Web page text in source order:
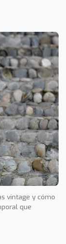
vintage y cómo
que